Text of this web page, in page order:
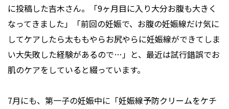
に投稿した吉木さん。「9ヶ月目に入り大分お腹も大きく
なってきました」「前回の妊娠で、お腹の妊娠線だけ気に
してケアしたら太ももやらお尻やらに妊娠線ができてしま
い大失敗した経験があるので…」と、最近は試行錯誤でお
肌のケアをしていると綴っています。
7月にも、第一子の妊娠中に「妊娠線予防クリームをケチ